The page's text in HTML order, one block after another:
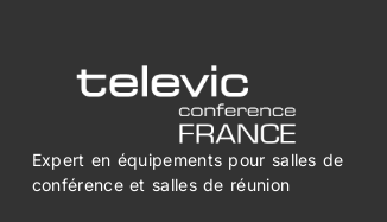
Expert en équipements pour sallesde
conférence et salles de réunion